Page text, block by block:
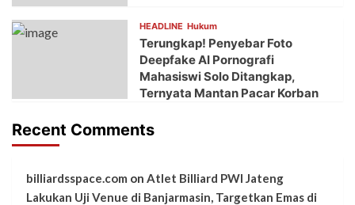
HEADLINE Hukum
Terungkap! Penyebar Foto
Deepfake AI Pornografi
Mahasiswi Solo Ditangkap,
Ternyata Mantan Pacar Korban
Recent Comments
billiardsspace.com on Atlet Billiard PWI Jateng
Lakukan Uji Venue di Banjarmasin, Targetkan Emas di